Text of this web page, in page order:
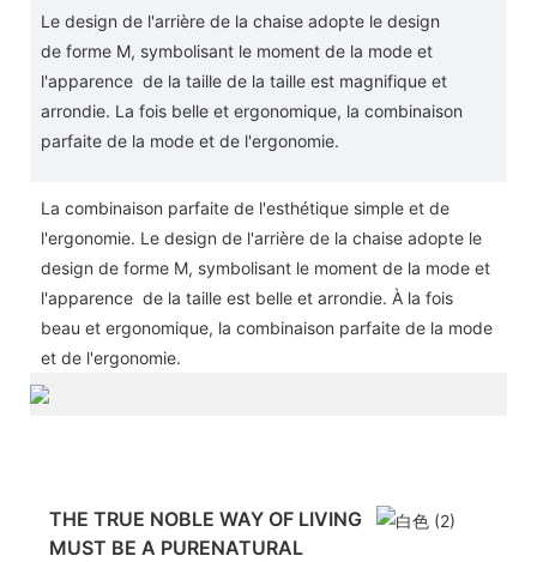
Le design de l'arrière de la chaise adopte le design
de forme M, symbolisant le moment de la mode et
l'apparence de la taille de la taille est magnifique et
arrondie. La fois belle et ergonomique, la combinaison
parfaite de la mode et de l'ergonomie.
La combinaison parfaite de l'esthétique simple et de
l'ergonomie. Le design de l'arrière de la chaise adopte le
design de forme M, symbolisant le moment de la mode et
l'apparence de la taille est belle et arrondie. À la fois
beau et ergonomique, la combinaison parfaite de la mode
et de l'ergonomie.
THE TRUE NOBLE WAY OF LIVING
MUST BE A PURENATURAL